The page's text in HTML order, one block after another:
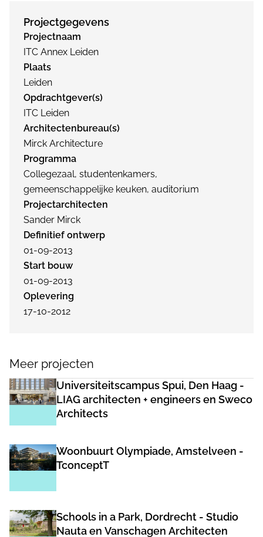
Projectgegevens
Projectnaam
ITC Annex Leiden
Plaats
Leiden
Opdrachtgever(s)
ITC Leiden
Architectenbureau(s)
Mirck Architecture
Programma
Collegezaal, studentenkamers,
gemeenschappelijke keuken, auditorium
Projectarchitecten
Sander Mirck
Definitief ontwerp
01-09-2013
Start bouw
01-09-2013
Oplevering
17-10-2012
Meer projecten
Universiteitscampus Spui, Den Haag -
LIAG architecten + engineers en Sweco
Architects
Woonbuurt Olympiade, Amstelveen -
TconceptT
Schools in a Park, Dordrecht - Studio
Nauta en Vanschagen Architecten